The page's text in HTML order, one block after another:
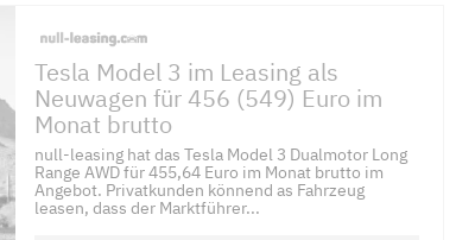
Tesla Model 3 im Leasing als
Neuwagen für 456 (549) Euro im
Monat brutto
null-leasing hat das Tesla Model 3 Dualmotor Long
Range AWD für 455,64 Euro im Monat brutto im
Angebot. Privatkunden könnend as Fahrzeug
leasen, dass der Marktführer...